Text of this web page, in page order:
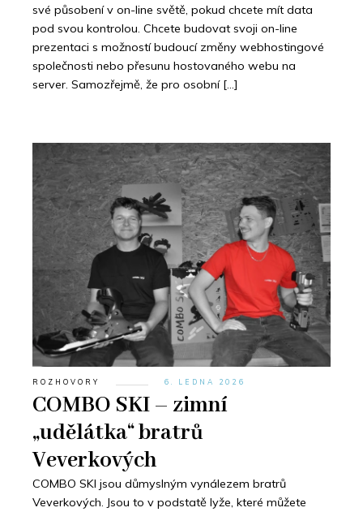
své působení v on-line světě, pokud chcete mít data
pod svou kontrolou. Chcete budovat svoji on-line
prezentaci s možností budoucí změny webhostingové
společnosti nebo přesunu hostovaného webu na
server. Samozřejmě, že pro osobní […]
ROZHOVORY 6. LEDNA 2026
COMBO SKI – zimní
„udělátka“ bratrů
Veverkových
COMBO SKI jsou důmyslným vynálezem bratrů
Veverkových. Jsou to v podstatě lyže, které můžete